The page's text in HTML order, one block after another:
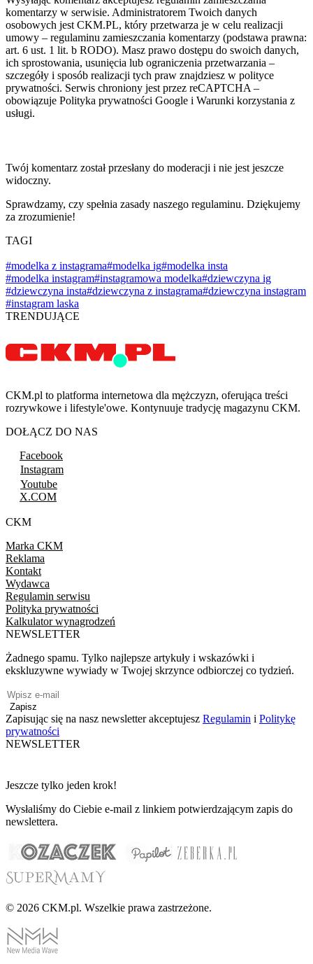
komentarzy w serwisie. Administratorem Twoich danych
osobowych jest CKM.PL, który przetwarza je w celu realizacji
umowy – regulaminu zamieszczania komentarzy (podstawa prawna:
art. 6 ust. 1 lit. b RODO). Masz prawo dostępu do swoich danych,
ich sprostowania, usunięcia lub ograniczenia przetwarzania –
szczegóły i sposób realizacji tych praw znajdziesz w polityce
prywatności. Serwis chroniony jest przez reCAPTCHA –
obowiązuje Polityka prywatności Google i Warunki korzystania z
usługi.
Twój komentarz został przesłany do moderacji i nie jest jeszcze
widoczny.
Sprawdzamy, czy spełnia zasady naszego regulaminu. Dziękujemy
za zrozumienie!
TAGI
#modelka z instagrama#modelka ig#modelka insta
#modelka instagram#instagramowa modelka#dziewczyna ig
#dziewczyna insta#dziewczyna z instagrama#dziewczyna instagram
#instagram laska
TRENDUJĄCE
CKM.pl to platforma internetowa dla mężczyzn, oferująca treści
rozrywkowe i lifestyle'owe. Kontynuuje tradycję magazynu CKM.
DOŁĄCZ DO NAS
Facebook
Instagram
Youtube
X.COM
CKM
Marka CKM
Reklama
Kontakt
Wydawca
Regulamin serwisu
Polityka prywatności
Kalkulator wynagrodzeń
NEWSLETTER
Żadnego spamu. Tylko najlepsze artykuły i wskazówki i
ekskluzywne wywiady w Twojej skrzynce odbiorczej co tydzień.
Zapisz
Zapisując się na nasz newsletter akceptujesz Regulamin i Politykę
prywatności
NEWSLETTER
Jeszcze tylko jeden krok!
Wysłaliśmy do Ciebie e-mail z linkiem potwierdzającym zapis do
newslettera.
© 2026 CKM.pl. Wszelkie prawa zastrzeżone.